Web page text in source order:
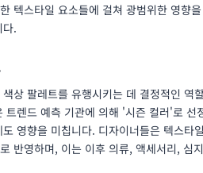
텍스타일 요소들에 걸쳐 광범위한 영향
다.
상 팔레트를 유행시키는 데 결정적인
트렌드 예측 기관에 의해 '시즌 컬러'로
영향을 미칩니다. 디자이너들은 텍스
반영하며, 이는 이후 의류, 액세서리, 심